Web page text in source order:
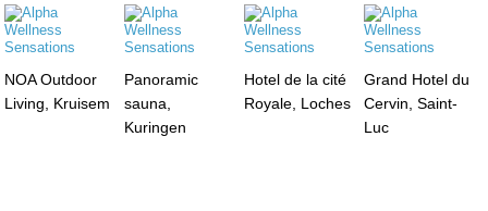
NOA Outdoor
Living, Kruisem
Panoramic
sauna,
Kuringen
Hotel de la cité
Royale, Loches
Grand Hotel du
Cervin, Saint-
Luc